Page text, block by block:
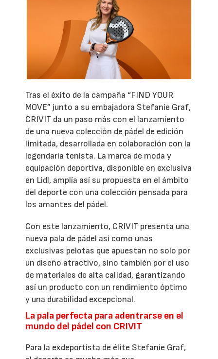
Tras el éxito de la campaña “FIND YOUR
MOVE” junto a su embajadora Stefanie Graf,
CRIVIT da un paso más con el lanzamiento
de una nueva colección de pádel de edición
limitada, desarrollada en colaboración con la
legendaria tenista. La marca de moda y
equipación deportiva, disponible en exclusiva
en Lidl, amplía así su propuesta en el ámbito
del deporte con una colección pensada para
los amantes del pádel.
Con este lanzamiento, CRIVIT presenta una
nueva pala de pádel así como unas
exclusivas pelotas que apuestan no solo por
un diseño atractivo, sino también por el uso
de materiales de alta calidad, garantizando
así un producto con un rendimiento óptimo
y una durabilidad excepcional.
La pala perfecta para adentrarse en el
mundo del pádel con CRIVIT
Para la exdeportista de élite Stefanie Graf,